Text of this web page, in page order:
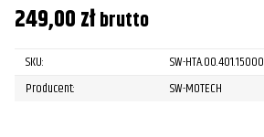
249,00złbrutto
SKU:
SW-HTA.00.401.15000
Producent:
SW-MOTECH